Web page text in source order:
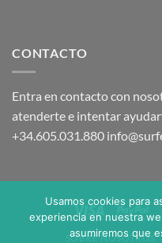
CONTACTO
Entra en contacto con
atenderte e intentar
+34.605.031.880
Visa
SOBRE NOSOTROS
Usamos cookies para
experiencia en nuestra
asumiremos que